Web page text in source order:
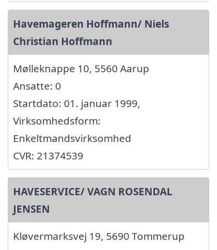
Havemageren Hoffmann/ Niels
Christian Hoffmann
Mølleknappe 10, 5560 Aarup
Ansatte: 0
Startdato: 01. januar 1999,
Virksomhedsform:
Enkeltmandsvirksomhed
CVR: 21374539
HAVESERVICE/ VAGN ROSENDAL
JENSEN
Kløvermarksvej 19, 5690 Tommerup